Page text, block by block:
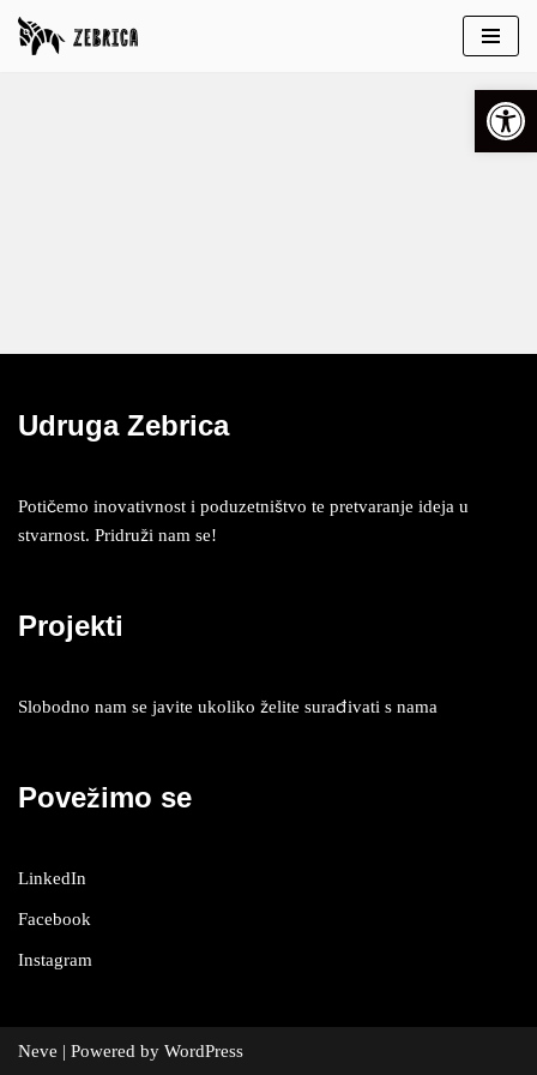
Udruga Zebrica
Potičemo inovativnost i poduzetništvo te pretvaranje ideja u
stvarnost. Pridruži nam se!
Projekti
Slobodno nam se javite ukoliko želite surađivati s nama
Povežimo se
LinkedIn
Facebook
Instagram
Neve | Powered by WordPress